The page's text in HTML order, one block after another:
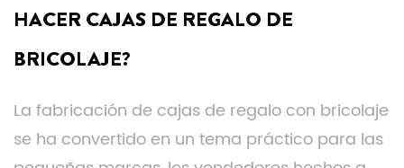
HACER CAJAS DE REGALO DE
BRICOLAJE?
La fabricación de cajas de regalo con bricolaje
se ha convertido en un tema práctico para las